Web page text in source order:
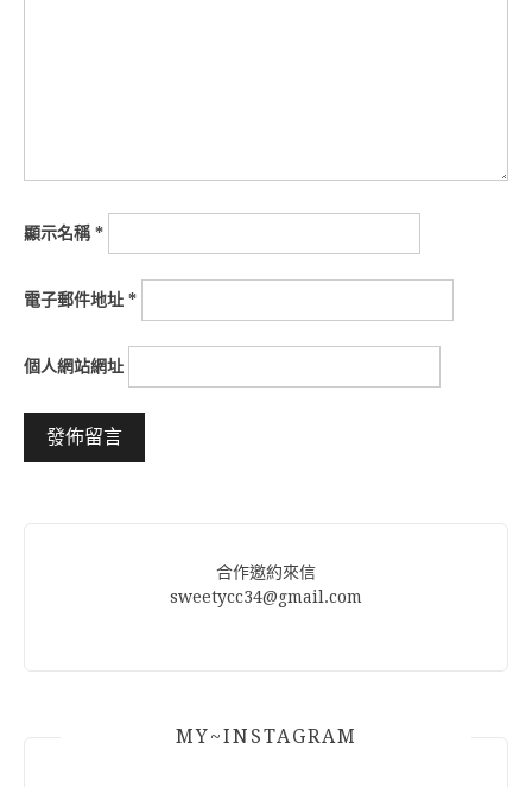
顯示名稱*
電子郵件地址 *
個人網站網址
合作邀約來信
sweetycc34@gmail.com
MY~INSTAGRAM